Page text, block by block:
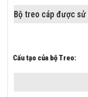
Bộ treo cáp được
Cấu tạo của bộ Treo: